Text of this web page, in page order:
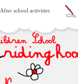
After school activities